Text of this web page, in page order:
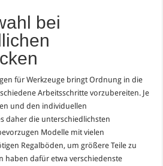
bei
für Werkzeuge bringt Ordnung in die
Arbeitsschritte vorzubereiten. Je
und den individuellen
daher die unterschiedlichsten
Modelle mit vielen
Regalböden, um größere Teile zu
haben dafür etwa verschiedenste